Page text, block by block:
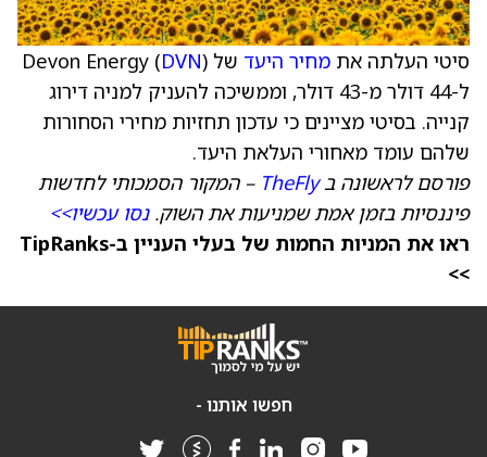
סיטי העלתה את מחיר היעד של Devon Energy ( DVN)
ל-44 דולר מ-43 דולר, וממשיכה להעניק למניה דירוג
קנייה. בסיטי מציינים כי עדכון תחזיות מחירי הסחורות
שלהם עומד מאחורי העלאת היעד.
פורסם לראשונה בTheFly – המקור הסמכותי לחדשות
פיננסיות בזמן אמת שמניעות את השוק.נסו עכשיו>>
ראו את המניות החמות של בעלי העניין ב-TipRanks
>>
חפשו אותנו -